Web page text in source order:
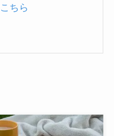
こちら